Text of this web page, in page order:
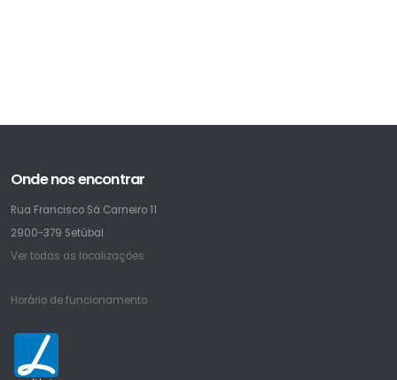
Onde nos encontrar
Rua Francisco Sá Carneiro 11
2900-379 Setúbal
Ver todas as localizações
Horário de funcionamento